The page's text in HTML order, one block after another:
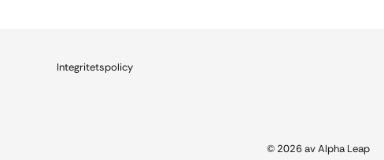
Integritetspolicy
© 2026 av Alpha Leap